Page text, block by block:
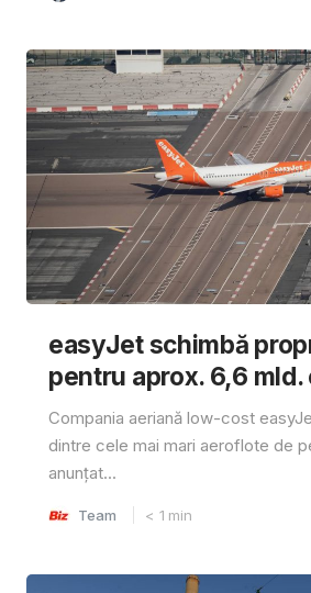
easyJet schimbă
pentru aprox. 6,6 mld.
Compania aeriană low-cost
dintre cele mai mari aeroflote de
anunțat...
Team < 1 min